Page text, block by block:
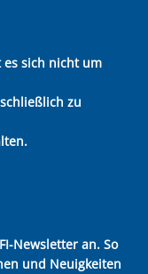
es sich nicht um
zu
Newsletter an. So
und Neuigkeiten